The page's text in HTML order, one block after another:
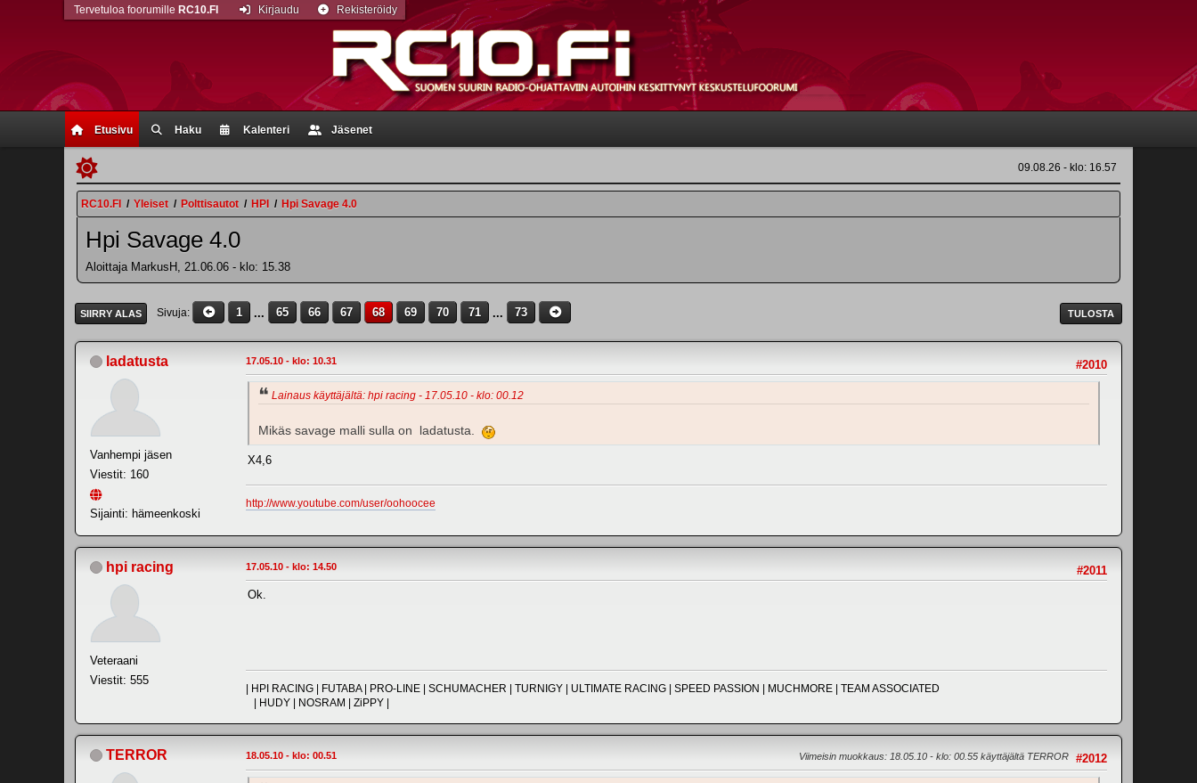
Etusivu Haku Kalenteri Jäsenet
Tervetuloa foorumille RC10.FI Kirjaudu Rekisteröidy
09.08.26 - klo: 16.57
RC10.FI / Yleiset / Polttisautot / HPI / Hpi Savage 4.0
Hpi Savage 4.0
Aloittaja MarkusH, 21.06.06 - klo: 15.38
TULOSTA
SIIRRY ALAS Sivuja 1 ... 65 66 67 68 69 70 71 ... 73
ladatusta
Vanhempi jäsen
Viestit: 160
Sijainti: hämeenkoski
#2010
17.05.10 - klo: 10.31
Lainaus käyttäjältä: hpi racing - 17.05.10 - klo: 00.12
Mikäs savage malli sulla on ladatusta.
X4,6
http://www.youtube.com/user/oohoocee
hpi racing
Veteraani
Viestit: 555
#2011
17.05.10 - klo: 14.50
Ok.
| HPI RACING | FUTABA | PRO-LINE | SCHUMACHER | TURNIGY | ULTIMATE RACING | SPEED PASSION | MUCHMORE | TEAM ASSOCIATED
| HUDY | NOSRAM | ZiPPY |
TERROR #2012
18.05.10 - klo: 00.51 Viimeisin muokkaus: 18.05.10 - klo: 00.55 käyttäjältä TERROR